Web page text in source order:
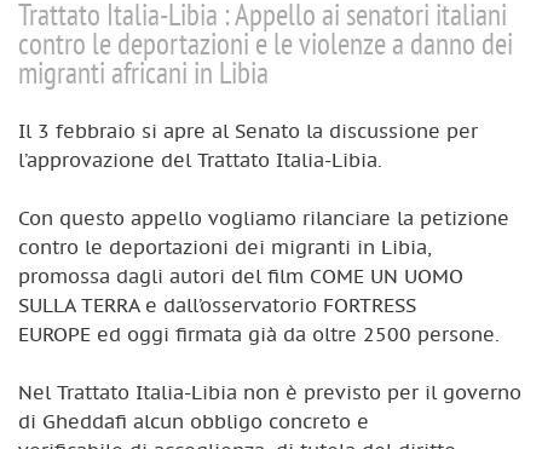
Trattato Italia-Libia : Appello ai senatori italiani
contro le deportazioni e le violenze a danno dei
migranti africani in Libia
Il 3 febbraio si apre al Senato la discussione per
l’approvazione del Trattato Italia-Libia.
Con questo appello vogliamo rilanciare la petizione
contro le deportazioni dei migranti in Libia,
promossa dagli autori del film COME UN UOMO
SULLA TERRA e dall’osservatorio FORTRESS
EUROPE ed oggi firmata già da oltre 2500 persone.
Nel Trattato Italia-Libia non è previsto per il governo
di Gheddafi alcun obbligo concreto e